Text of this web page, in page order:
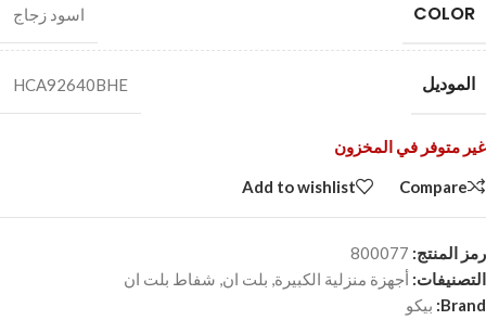
COLOR اسود زجاج
الموديل HCA92640BHE
غير متوفر في المخزون
Compare
Add to wishlist
رمز المنتج: 800077
التصنيفات: أجهزة منزلية الكبيرة, بلت ان, شفاط بلت ان
Brand: بيكو